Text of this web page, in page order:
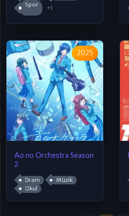
Spor
+1
2025
Ao no Orchestra Season
2
Dram
Müzik
Okul